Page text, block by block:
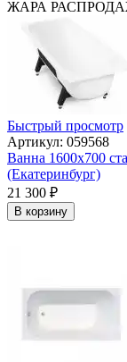
ЖАРА
Быстрый просмотр
Артикул: 059568
Ванна 1600х700
(Екатеринбург)
21 300 ₽
В корзину